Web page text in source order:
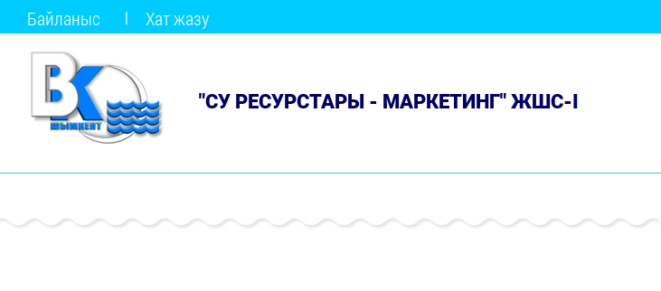
Байланыс Хат жазу
"СУ РЕСУРСТАРЫ - МАРКЕТИНГ" ЖШС-І